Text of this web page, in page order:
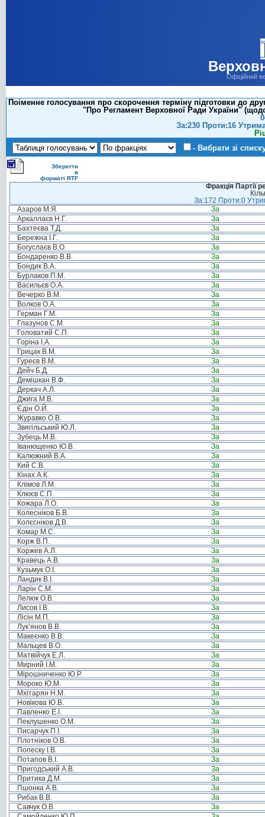
Офіційний
Поіменне голосування про скорочення терміну підготовки до
"Про Регламент Верховної Ради України"
За:230 Проти:16
- Вибрати зі
Зберегти
в
форматі RTF
Фракція Партії
За:172 Проти:0
Азаров М.Я.
За
Аркаллаєв Н.Г.
За
Бахтеєва Т.Д.
За
Бережна І.Г.
За
Богуслаєв В.О.
За
Бондаренко В.В.
За
Бондик В.А.
За
Бурлаков П.М.
За
Васильєв О.А.
За
Вечерко В.М.
За
Волков О.А.
За
Герман Г.М.
За
Глазунов С.М.
За
Головатий С.П.
За
Горіна І.А.
За
Грицак В.М.
За
Гуреєв В.М.
За
Дейч Б.Д.
За
Демішкан В.Ф.
За
Деркач А.Л.
За
Джига М.В.
За
Єдін О.Й.
За
Журавко О.В.
За
Звягільський Ю.Л.
За
Зубець М.В.
За
Іванющенко Ю.В.
За
Калюжний В.А.
За
Кий С.В.
За
Кінах А.К.
За
Клімов Л.М.
За
Клюєв С.П.
За
Кожара Л.О.
За
Колесніков Б.В.
За
Колєсніков Д.В.
За
Комар М.С.
За
Корж В.П.
За
Коржев А.Л.
За
Кравець А.В.
За
Кузьмук О.І.
За
Ландик В.І.
За
Ларін С.М.
За
Лелюк О.В.
За
Лисов І.В.
За
Лісін М.П.
За
Лук’янов В.В.
За
Макеєнко В.В.
За
Мальцев В.О.
За
Матвійчук Е.Л.
За
Мирний І.М.
За
Мірошниченко Ю.Р.
За
Мороко Ю.М.
За
Мхітарян Н.М.
За
Новікова Ю.В.
За
Павленко Е.І.
За
Пеклушенко О.М.
За
Писарчук П.І.
За
Плотніков О.В.
За
Попеску І.В.
За
Потапов В.І.
За
Пригодський А.В.
За
Притика Д.М.
За
Пшонка А.В.
За
Рибак В.В.
За
Савчук О.В.
За